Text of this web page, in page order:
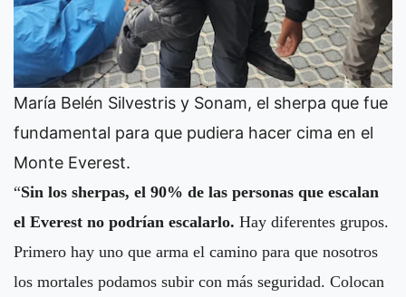
María Belén Silvestris y Sonam, el sherpa que fue
fundamental para que pudiera hacer cima en el
Monte Everest.
“Sin los sherpas, el 90% de las personas que escalan
el Everest no podrían escalarlo. Hay diferentes grupos.
Primero hay uno que arma el camino para que nosotros
los mortales podamos subir con más seguridad. Colocan